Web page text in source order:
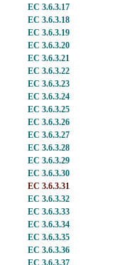
EC 3.6.3.17
EC 3.6.3.18
EC 3.6.3.19
EC 3.6.3.20
EC 3.6.3.21
EC 3.6.3.22
EC 3.6.3.23
EC 3.6.3.24
EC 3.6.3.25
EC 3.6.3.26
EC 3.6.3.27
EC 3.6.3.28
EC 3.6.3.29
EC 3.6.3.30
EC 3.6.3.31
EC 3.6.3.32
EC 3.6.3.33
EC 3.6.3.34
EC 3.6.3.35
EC 3.6.3.36
EC 3.6.3.37